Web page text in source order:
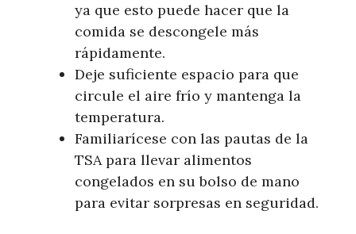
ya que esto puede hacer que la
comida se descongele más
rápidamente.
Deje suficiente espacio para que
circule el aire frío y mantenga la
temperatura.
Familiarícese con las pautas de la
TSA para llevar alimentos
congelados en su bolso de mano
para evitar sorpresas en seguridad.